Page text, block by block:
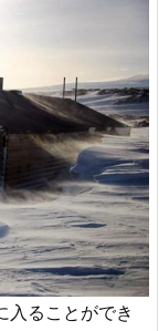
入ることができ